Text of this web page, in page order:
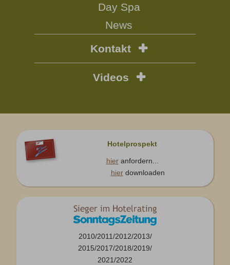
Day Spa
News
Kontakt
Videos
Hotelprospekt
hieranfordern...
hierdownloaden
2010/2011/2012/2013/
2015/2017/2018/2019/
2021/2022